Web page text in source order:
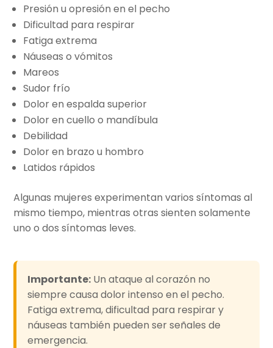
Presión u opresión en el pecho
Dificultad para respirar
Fatiga extrema
Náuseas o vómitos
Mareos
Sudor frío
Dolor en espalda superior
Dolor en cuello o mandíbula
Debilidad
Dolor en brazo u hombro
Latidos rápidos
Algunas mujeres experimentan varios síntomas al
mismo tiempo, mientras otras sienten solamente
uno o dos síntomas leves.
Importante: Un ataque al corazón no
siempre causa dolor intenso en el pecho.
Fatiga extrema, dificultad para respirar y
náuseas también pueden ser señales de
emergencia.